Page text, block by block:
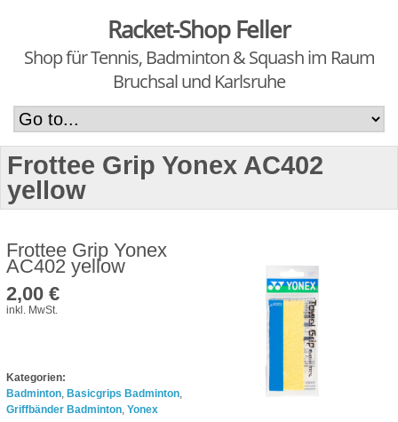
Racket-Shop Feller
Shop für Tennis, Badminton & Squash im Raum
Bruchsal und Karlsruhe
Frottee Grip Yonex AC402
yellow
Frottee Grip Yonex
AC402 yellow
2,00 €
inkl. MwSt.
Kategorien:
Badminton Basicgrips Badminton
Griffbänder Badminton Yonex